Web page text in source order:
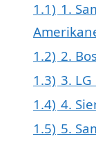
1.1) 1.
1.2) 2.
1.3) 3. LG
1.4) 4.
1.5) 5.